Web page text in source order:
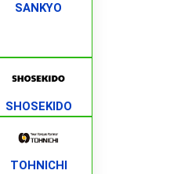
SANKYO
SHOSEKIDO
TOHNICHI